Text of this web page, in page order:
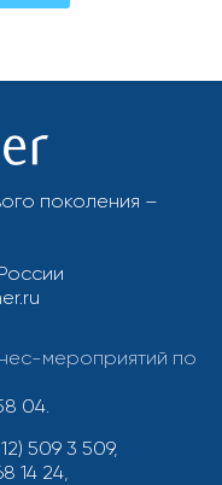
поколения –
мероприятий по
04.
509 3 509,
14 24,